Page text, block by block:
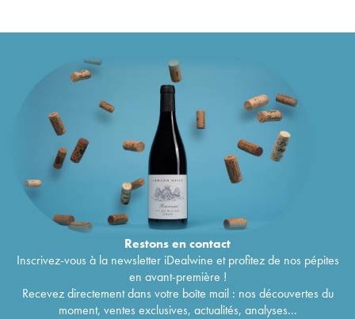
Restons encontact
Inscrivez-vous à la newsletter iDealwine et profitez de nos pépites
en avant-première !
Recevez directement dans votre boîte mail : nos découvertes du
moment, ventes exclusives, actualités, analyses...